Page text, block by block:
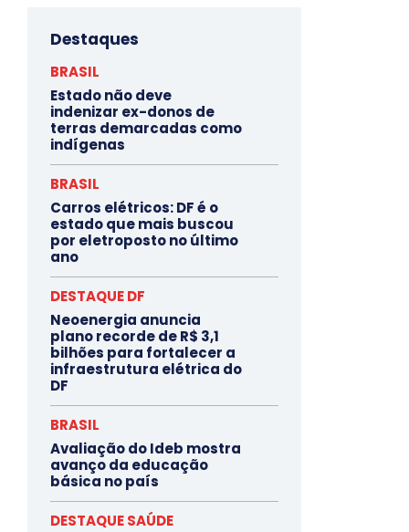
Destaques
BRASIL
Estado não deve
indenizar ex-donos de
terras demarcadas como
indígenas
BRASIL
Carros elétricos: DF é o
estado que mais buscou
por eletroposto no último
ano
DESTAQUE DF
Neoenergia anuncia
plano recorde de R$ 3,1
bilhões para fortalecer a
infraestrutura elétrica do
DF
BRASIL
Avaliação do Ideb mostra
avanço da educação
básica no país
DESTAQUE SAÚDE